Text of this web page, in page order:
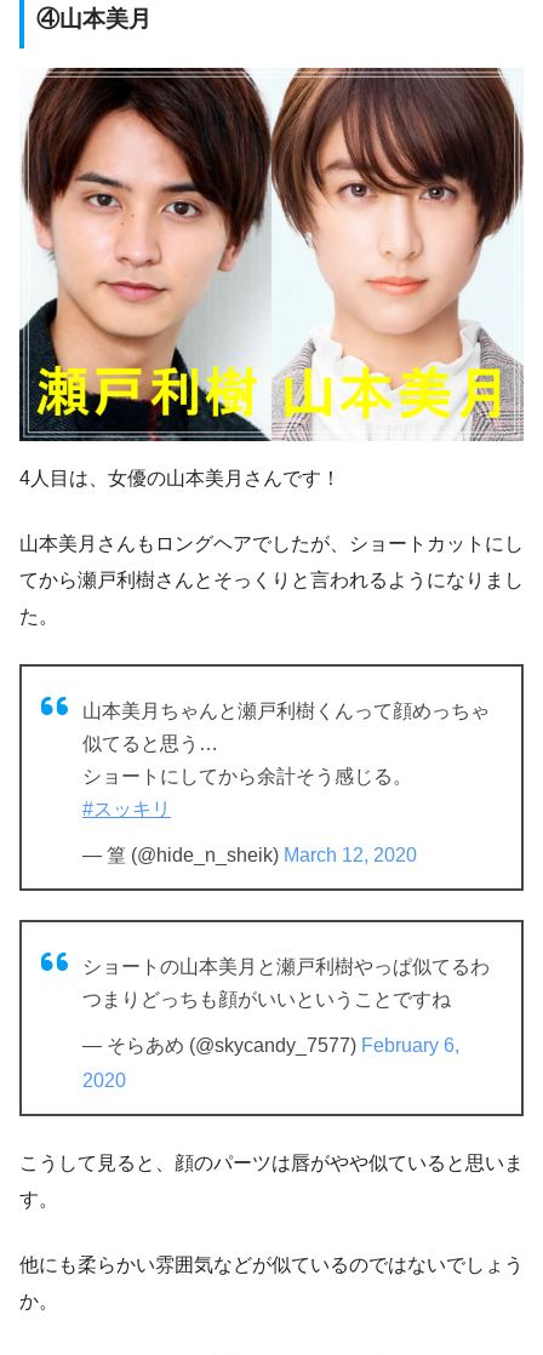
④山本美月
4人目は、女優の山本美月さんです！
山本美月さんもロングヘアでしたが、ショートカットにし
てから瀬戸利樹さんとそっくりと言われるようになりまし
た。
山本美月ちゃんと瀬戸利樹くんって顔めっちゃ
似てると思う…
ショートにしてから余計そう感じる。
#スッキリ
— 篁 (@hide_n_sheik) March 12, 2020
ショートの山本美月と瀬戸利樹やっぱ似てるわ
つまりどっちも顔がいいということですね
— そらあめ (@skycandy_7577) February 6,
2020
こうして見ると、顔のパーツは唇がやや似ていると思いま
す。
他にも柔らかい雰囲気などが似ているのではないでしょう
か。